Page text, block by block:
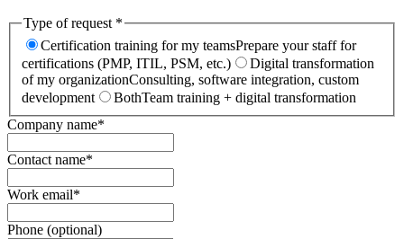
Type of request *
Certification training for my teamsPrepare your staff for
certifications (PMP, ITIL, PSM, etc.)
Digital transformation
of my organizationConsulting, software integration, custom
development
BothTeam training + digital transformation
Company name*
Contact name*
Work email*
Phone (optional)